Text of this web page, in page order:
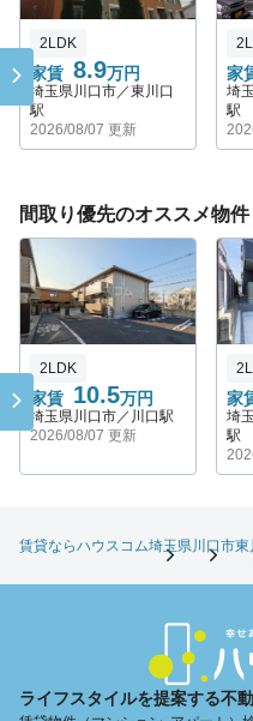
家賃 8.9万円
2LDK
埼玉県川口市／東川口
駅
2026/08/07 更新
家
埼
駅
間取り優先のオススメ物件
家賃 10.5万円
2LDK
埼玉県川口市／川口駅
2026/08/07 更新
家
埼
駅
賃貸ならハウスコム埼玉県川口市東
ライフスタイルを提案する不